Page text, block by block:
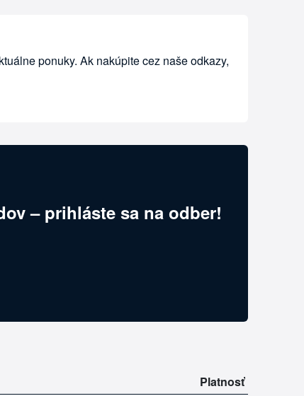
ponuky. Ak nakúpite cez naše odkazy,
– prihláste sa na odber!
Platnosť